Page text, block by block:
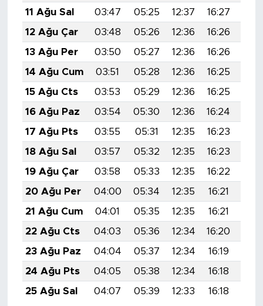
11 Ağu Sal
03:47 05:25 12:37 16:27
12 Ağu Çar
03:48 05:26 12:36 16:26
13 Ağu Per
03:50 05:27 12:36 16:26
14 Ağu Cum
03:51 05:28 12:36 16:25
15 Ağu Cts
03:53 05:29 12:36 16:25
16 Ağu Paz
03:54 05:30 12:36 16:24
17 Ağu Pts
03:55 05:31 12:35 16:23
18 Ağu Sal
03:57 05:32 12:35 16:23
19 Ağu Çar
03:58 05:33 12:35 16:22
20 Ağu Per
04:00 05:34 12:35 16:21
21 Ağu Cum
04:01 05:35 12:35 16:21
22 Ağu Cts
04:03 05:36 12:34 16:20
23 Ağu Paz
04:04 05:37 12:34 16:19
24 Ağu Pts
04:05 05:38 12:34 16:18
25 Ağu Sal
04:07 05:39 12:33 16:18